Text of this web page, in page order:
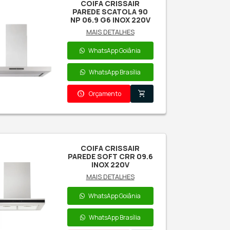
CM INOX 220V
MAIS DETALHES
WhatsApp Goiânia
WhatsApp Brasília
paid Orçamento shopping_cart
COIFA CRISSAIR
ANGOLO CRE
72.9 90 CM VIDRO
PRETO 220V